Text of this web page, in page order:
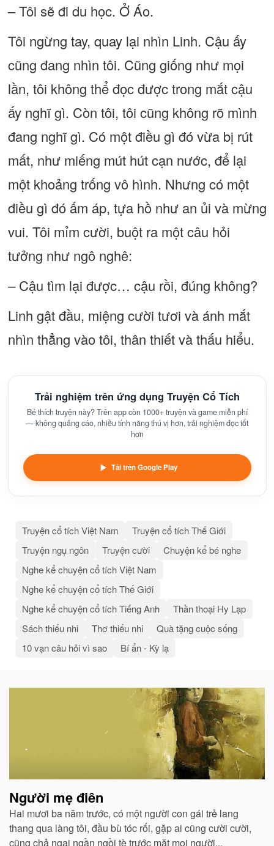
– Tôi sẽ đi du học. Ở Áo.
Tôi ngừng tay, quay lại nhìn Linh. Cậu ấy
cũng đang nhìn tôi. Cũng giống như mọi
lần, tôi không thể đọc được trong mắt cậu
ấy nghĩ gì. Còn tôi, tôi cũng không rõ mình
đang nghĩ gì. Có một điều gì đó vừa bị rút
mất, như miếng mút hút cạn nước, để lại
một khoảng trống vô hình. Nhưng có một
điều gì đó ấm áp, tựa hồ như an ủi và mừng
vui. Tôi mỉm cười, buột ra một câu hỏi
tưởng như ngô nghê:
– Cậu tìm lại được… cậu rồi, đúng không?
Linh gật đầu, miệng cười tươi và ánh mắt
nhìn thẳng vào tôi, thân thiết và thấu hiểu.
Trải nghiệm trên ứng dụng Truyện Cổ Tích
Bé thích truyện này? Trên app còn 1000+ truyện và game miễn phí
— không quảng cáo, nhiều tính năng thú vị hơn, trải nghiệm đọc tốt
hơn
Tải trên Google Play
Truyện cổ tích Việt Nam
Truyện cổ tích Thế Giới
Truyện ngụ ngôn
Truyện cười
Chuyện kể bé nghe
Nghe kể chuyện cổ tích Việt Nam
Nghe kể chuyện cổ tích Thế Giới
Nghe kể chuyện cổ tích Tiếng Anh
Thần thoại Hy Lạp
Sách thiếu nhi
Thơ thiếu nhi
Quà tặng cuộc sống
10 vạn câu hỏi vì sao
Bí ẩn - Kỳ lạ
Bài
quan
Người mẹ điên
Hai mươi ba năm trước, có một người con gái trẻ lang
thang qua làng tôi, đầu bù tóc rối, gặp ai cũng cười cười,
cũng chả ngại ngần ngồi tè trước mặt mọi người...